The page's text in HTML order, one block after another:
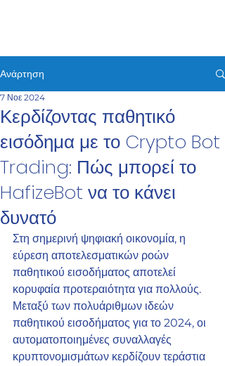
Ανάρτηση
Κερδίζοντας παθητικό
εισόδημα με το Crypto Bot
Trading: Πώς μπορεί το
HafizeBot να το κάνει
δυνατό
7 Νοε 2024
Στη σημερινή ψηφιακή οικονομία, η
εύρεση αποτελεσματικών ροών
παθητικού εισοδήματος αποτελεί
κορυφαία προτεραιότητα για πολλούς.
Μεταξύ των πολυάριθμων ιδεών
παθητικού εισοδήματος για το 2024, οι
αυτοματοποιημένες συναλλαγές
κρυπτονομισμάτων κερδίζουν τεράστια